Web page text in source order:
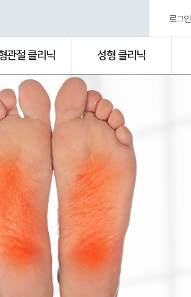
로그인
관절 클리닉 성형 클리닉